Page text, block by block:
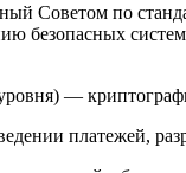
Советом по
безопасных
—
платежей,